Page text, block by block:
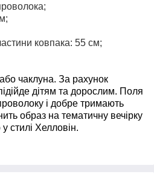
ковпака: 55 см;
чаклуна. За рахунок
дітям та дорослим. Поля
і добре тримають
образ на тематичну вечірку
стилі Хелловін.